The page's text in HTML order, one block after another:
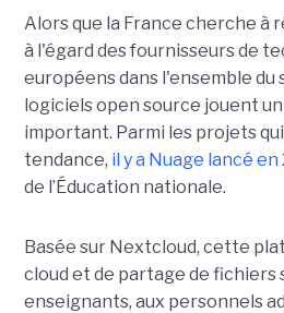
Alors que la France cherche à
à l'égard des fournisseurs de
européens dans l'ensemble du
logiciels open source jouent
important. Parmi les projets
tendance, il y a Nuage lancé en
de l’Éducation nationale.
Basée sur Nextcloud, cette
cloud et de partage de fichiers
enseignants, aux personnels